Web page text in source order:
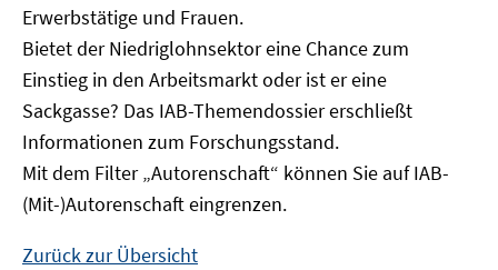
Erwerbstätige und Frauen.
Bietet der Niedriglohnsektor eine Chance zum
Einstieg in den Arbeitsmarkt oder ist er eine
Sackgasse? Das IAB-Themendossier erschließt
Informationen zum Forschungsstand.
Mit dem Filter „Autorenschaft“ können Sie auf IAB-
(Mit-)Autorenschaft eingrenzen.
Zurück zur Übersicht